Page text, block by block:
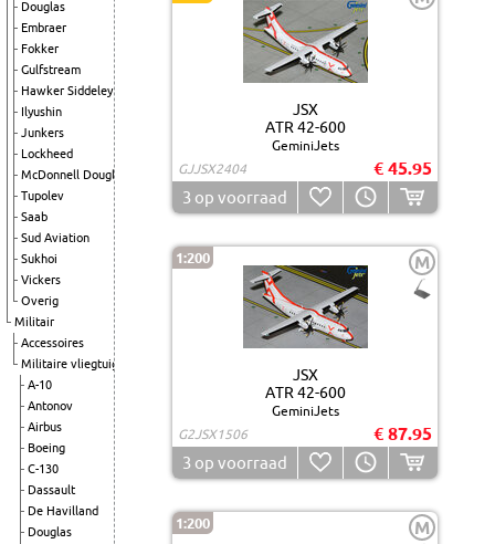
Douglas
Embraer
Fokker
Gulfstream
Hawker Siddeley
Ilyushin
Junkers
Lockheed
McDonnell Douglas
Tupolev
Saab
Sud Aviation
Sukhoi
Vickers
Overig
Militair
Accessoires
Militaire vliegtuigen
A-10
Antonov
Airbus
Boeing
C-130
Dassault
De Havilland
Douglas
JSX
ATR 42-600
GeminiJets
GJJSX2404
€ 45.95
3 op voorraad
1:200 M
JSX
ATR 42-600
GeminiJets
G2JSX1506
€ 87.95
3 op voorraad
1:200 M